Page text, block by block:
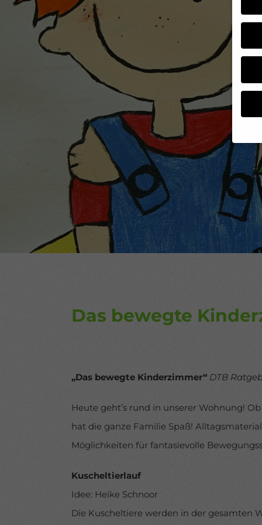
Das bewegte
„Das bewegte Kinderzimmer“ DTB
Heute geht’s rund in unserer Wohnung!
hat die ganze Familie Spaß!
Möglichkeiten für fantasievolle
Kuscheltierlauf
Idee: Heike Schnoor
Die Kuscheltiere werden in der gesamten
Wir
und